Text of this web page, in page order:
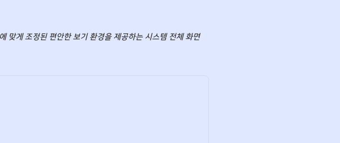
맞게 조정된 편안한 보기 환경을 제공하는 시스템 전체 화면